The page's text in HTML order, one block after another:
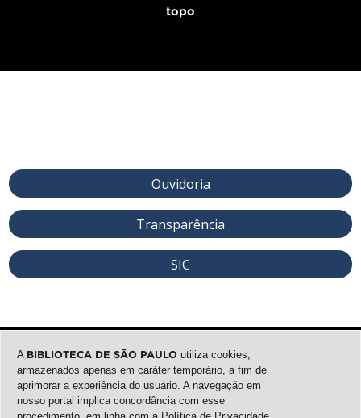
topo
Ouvidoria
Transparência
SIC
A BIBLIOTECA DE SÃO PAULO utiliza cookies,
armazenados apenas em caráter temporário, a fim de
aprimorar a experiência do usuário. A navegação em
nosso portal implica concordância com esse